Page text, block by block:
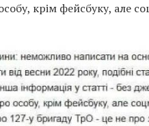
крім фейсбуку, але